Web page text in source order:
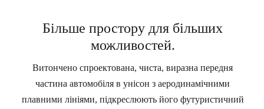
Більше простору для більших
можливостей.
Витончено спроектована, чиста, виразна передня
частина автомобіля в унісон з аеродинамічними
плавними лініями, підкреслюють його футуристичний